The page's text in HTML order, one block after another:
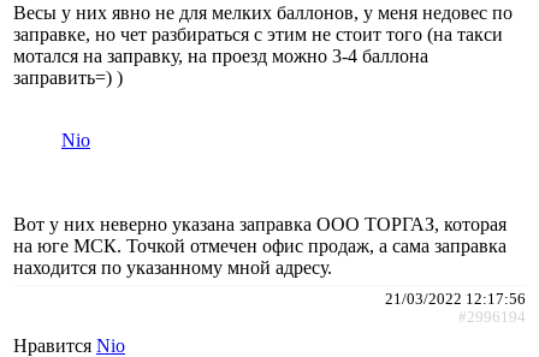
Весы у них явно не для мелких баллонов, у меня недовес по
заправке, но чет разбираться с этим не стоит того (на такси
мотался на заправку, на проезд можно 3-4 баллона
заправить=) )
Nio
Вот у них неверно указана заправка ООО ТОРГАЗ, которая
на юге МСК. Точкой отмечен офис продаж, а сама заправка
находится по указанному мной адресу.
21/03/2022 12:17:56
#2996194
Нравится Nio